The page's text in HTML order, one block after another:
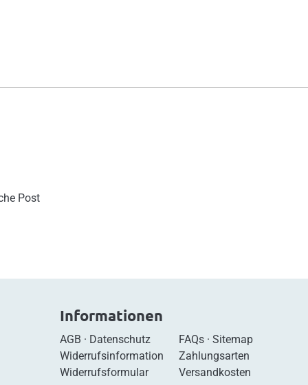
Post
Informationen
AGB · Datenschutz
Widerrufsinformation
Widerrufsformular
FAQs· Sitemap
Zahlungsarten
Versandkosten